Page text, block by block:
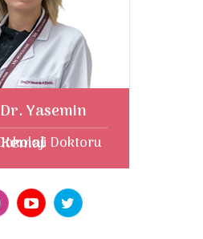
Yasemin
Kemal Doktoru